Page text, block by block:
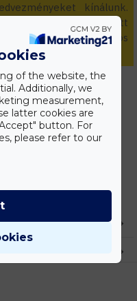
kínálunk.
és személyre szabott
folyamatos
of the website, the
Additionally, we
measurement,
latter cookies are
button. For
please refer to our